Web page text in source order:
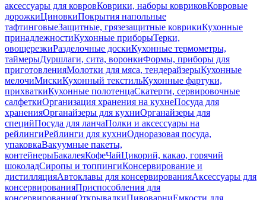
аксессуары для ковровКоврики, наборы ковриковКовровые
дорожкиЦиновкиПокрытия напольные
тафтинговыеЗащитные, грязезащитные коврикиКухонные
принадлежностиКухонные приборыТерки,
овощерезкиРазделочные доскиКухонные термометры,
таймерыДуршлаги, сита, воронкиФормы, приборы для
приготовленияМолотки для мяса, тендерайзерыКухонные
мелочиМискиКухонный текстильКухонные фартуки,
прихваткиКухонные полотенцаСкатерти, сервировочные
салфеткиОрганизация хранения на кухнеПосуда для
храненияОрганайзеры для кухниОрганайзеры для
специйПосуда для ланчаПолки и аксессуары на
рейлингиРейлинги для кухниОдноразовая посуда,
упаковкаВакуумные пакеты,
контейнерыБакалеяКофеЧайЦикорий, какао, горячий
шоколадСиропы и топпингиКонсервирование и
дистилляцияАвтоклавы для консервированияАксессуары для
консервированияПриспособления для
консервированияОткрывалкиПивоварниЕмкости для